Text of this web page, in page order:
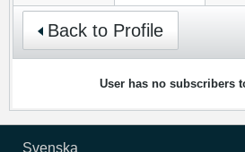
Back to Profile
User has no subscribers
Svenska